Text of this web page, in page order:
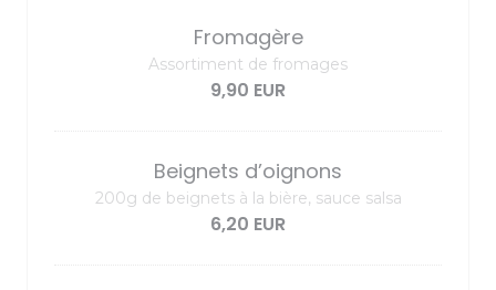
Fromagère
Assortiment de fromages
9,90 EUR
Beignets d’oignons
200g de beignets à la bière, sauce salsa
6,20 EUR